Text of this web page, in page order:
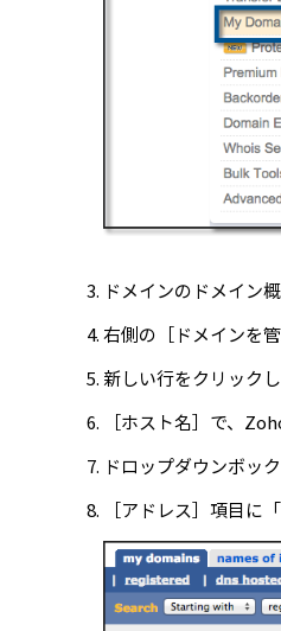
ドメインのドメイン
右側の［ドメインを
新しい行をクリック
［ホスト名］で、
ドロップダウンボッ
［アドレス］項目に